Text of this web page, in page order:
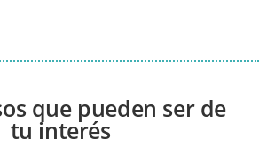
que pueden ser de
tu interés